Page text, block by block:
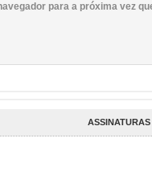
para a próxima vez
ASSINATURAS